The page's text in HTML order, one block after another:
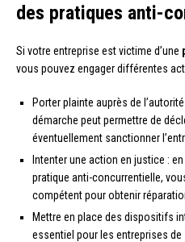
des pratiques anti-
Si votre entreprise est victime d’une
vous pouvez engager différentes
Porter plainte auprès de
démarche peut permettre de
éventuellement sanctionner
Intenter une action en justice :
pratique anti-concurrentielle,
compétent pour obtenir
Mettre en place des dispositifs
essentiel pour les entreprises de